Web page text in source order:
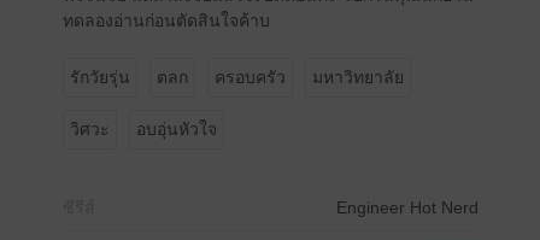
ทดลองอ่านก่อนตัดสินใจค้าบ
รักวัยรุ่น ตลก ครอบครัว มหาวิทยาลัย
วิศวะ อบอุ่นหัวใจ
Engineer Hot Nerd